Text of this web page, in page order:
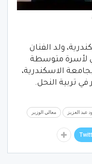
ولد الفنان
وكان ينتمي لأسرة متوسطة
الاسكندرية،
تربية النحل.
عبد العزيز معالي الوزير